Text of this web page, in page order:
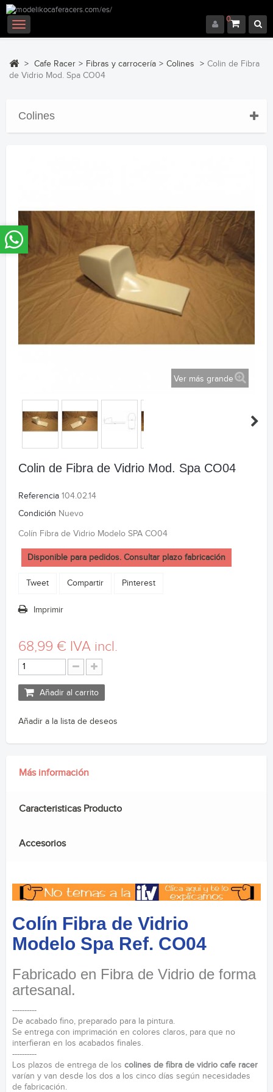
0
Navegación
Toggle
> Cafe Racer > Fibras y carrocería > Colines > Colin de Fibra
de Vidrio Mod. Spa CO04
Colines
Ver más grande
Colin de Fibra de Vidrio Mod. Spa CO04
Referencia 104.02.14
Condición Nuevo
Colín Fibra de Vidrio Modelo SPA CO04
Disponible para pedidos. Consultar plazo fabricación
Tweet Compartir Pinterest
Imprimir
68,99 € IVA incl.
Añadir al carrito
Añadir a la lista de deseos
Más información
Caracteristicas Producto
Accesorios
Colín Fibra de Vidrio
Modelo Spa Ref. CO04
Fabricado en Fibra de Vidrio de forma
artesanal.
----------
De acabado fino, preparado para la pintura.
Se entrega con imprimación en colores claros, para que no
interfieran en los acabados finales.
----------
Los plazos de entrega de los colines de fibra de vidrio cafe racer
varían y van desde los dos a los cinco días según necesidades
de fabricación.